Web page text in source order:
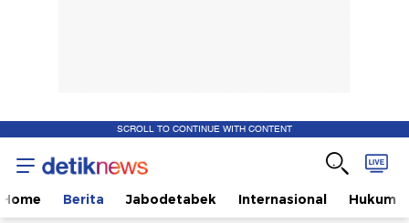
SCROLL TO CONTINUE WITH CONTENT
Home Berita Jabodetabek Internasional Hukum